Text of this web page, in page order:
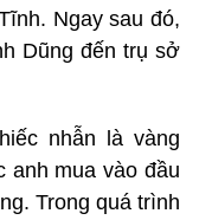
Ngay sau đó,
Dũng đến trụ sở
nhẫn là vàng
anh mua vào đầu
Trong quá trình